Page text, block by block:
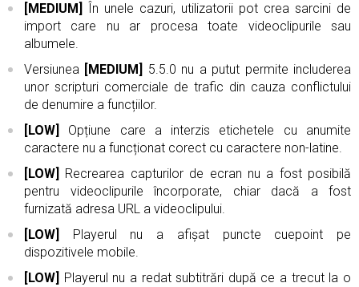
[MEDIUM]
În unele cazuri, utilizatorii pot crea sarcini de
import care nu ar procesa toate videoclipurile sau
albumele.
Versiunea [MEDIUM] 5.5.0 nu a putut permite includerea
unor scripturi comerciale de trafic din cauza conflictului
de denumire a funcțiilor.
[LOW]
Opțiune care a interzis etichetele cu anumite
caractere nu a funcționat corect cu caractere non-latine.
[LOW] Recrearea capturilor de ecran nu a fost posibilă
pentru videoclipurile încorporate, chiar dacă a fost
furnizată adresa URL a videoclipului.
[LOW]
Playerul nu a afișat puncte cuepoint pe
dispozitivele mobile.
[LOW] Playerul nu a redat subtitrări după ce a trecut la o